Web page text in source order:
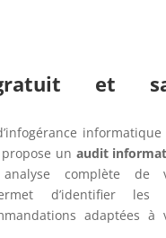
et
un audit
complète de
d’identifier les
adaptées à